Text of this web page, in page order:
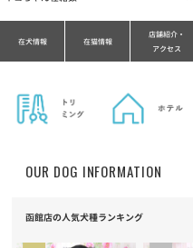
在犬情報 在猫情報
店舗紹介・
アクセス
OUR DOG INFORMATION
函館店の人気犬種ランキング